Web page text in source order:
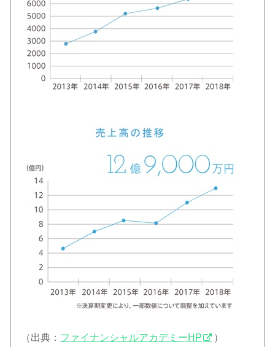
（出典： ファイナンシャルアカデミーHP ）